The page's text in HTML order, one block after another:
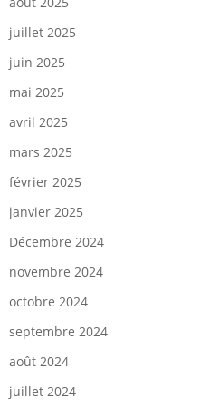
juillet 2025
juin 2025
mai 2025
avril 2025
mars 2025
février 2025
janvier 2025
Décembre 2024
novembre 2024
octobre 2024
septembre 2024
août 2024
juillet 2024